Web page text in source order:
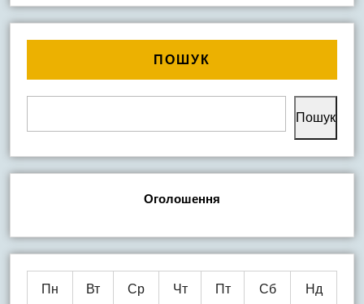
ПОШУК
Пошук
Оголошення
Пн Вт Ср Чт Пт Сб
Нд